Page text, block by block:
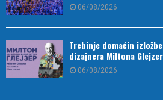
06/08/2026
Trebinje domaćin
dizajnera Miltona
06/08/2026